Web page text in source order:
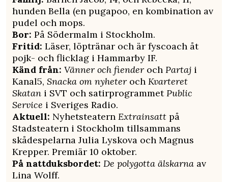
hunden Bella (en pugapoo, en kombination av
pudel och mops.
Bor: På Södermalm i Stockholm.
Fritid: Läser, löptränar och är fyscoach åt
pojk- och flicklag i Hammarby IF.
Känd från: Vänner och fiender och Partaj i
Kanal5, Snacka om nyheter och Kvarteret
Skatan i SVT och satirprogrammetPublic
Service i Sveriges Radio.
Aktuell: Nyhetsteatern Extrainsatt på
Stadsteatern i Stockholm tillsammans
skådespelarna Julia Lyskova och Magnus
Krepper. Premiär 10 oktober.
På nattduksbordet: De polygotta älskarna av
Lina Wolff.